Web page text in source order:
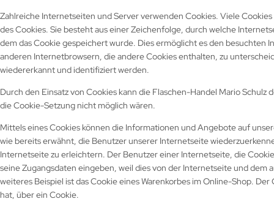
Zahlreiche Internetseiten und Server verwenden Cookies. Viele
des Cookies. Sie besteht aus einer Zeichenfolge, durch welche
dem das Cookie gespeichert wurde. Dies ermöglicht es den
anderen Internetbrowsern, die andere Cookies enthalten, zu
wiedererkannt und identifiziert werden.
Durch den Einsatz von Cookies kann die Flaschen-Handel Mario
die Cookie-Setzung nicht möglich wären.
Mittels eines Cookies können die Informationen und Angebote auf
wie bereits erwähnt, die Benutzer unserer Internetseite
Internetseite zu erleichtern. Der Benutzer einer Internetseite, die
seine Zugangsdaten eingeben, weil dies von der Internetseite und
weiteres Beispiel ist das Cookie eines Warenkorbes im Online-Shop.
hat, über ein Cookie.